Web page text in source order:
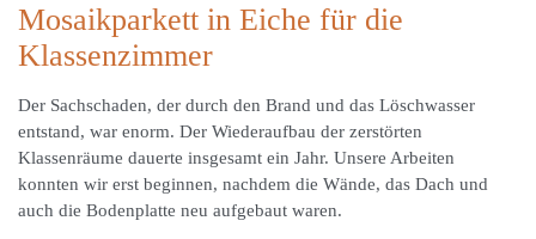
Mosaikparkett in Eiche für die
Klassenzimmer
Der Sachschaden, der durch den Brand und das Löschwasser
entstand, war enorm. Der Wiederaufbau der zerstörten
Klassenräume dauerte insgesamt ein Jahr. Unsere Arbeiten
konnten wir erst beginnen, nachdem die Wände, das Dach und
auch die Bodenplatte neu aufgebaut waren.